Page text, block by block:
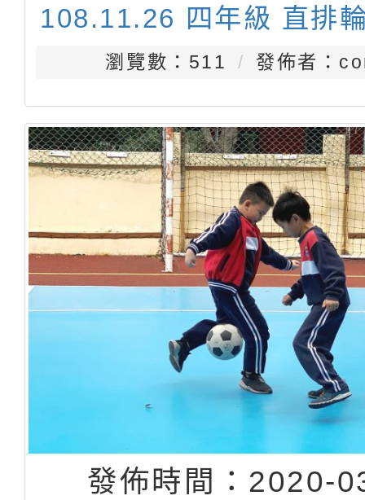
108.11.26 四年級 直排
瀏覽數：511 發佈者：
發佈時間：2020-